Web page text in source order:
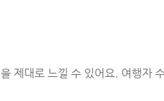
제대로 느낄 수 있어요. 여행자